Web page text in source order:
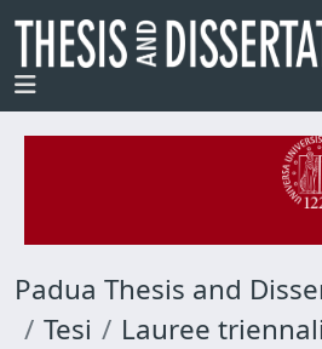
Padua Thesis and
Tesi
Lauree triennali